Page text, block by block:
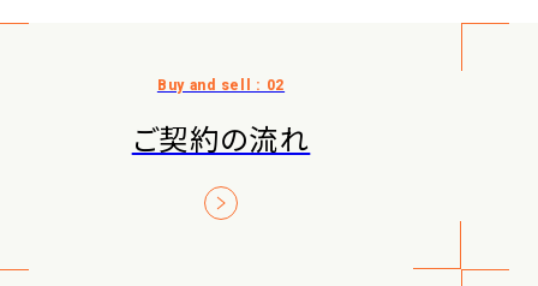
ご契約の流れ